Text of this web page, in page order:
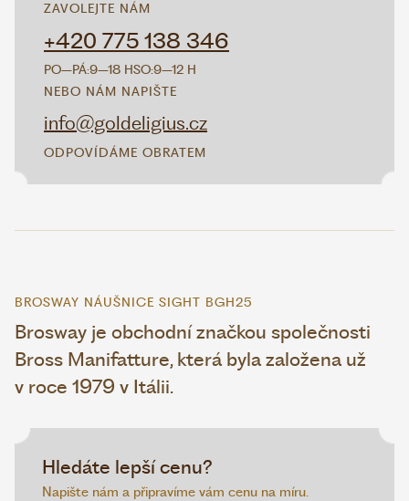
ZAVOLEJTE NÁM
+420 775 138 346
PO–PÁ:9–18 HSO:9–12 H
NEBO NÁM NAPIŠTE
info@goldeligius.cz
ODPOVÍDÁME OBRATEM
BROSWAY NÁUŠNICE SIGHT BGH25
Brosway je obchodní značkou společnosti
Bross Manifatture, která byla založena už
v roce 1979 v Itálii.
Hledáte lepší cenu?
Napište nám a připravíme vám cenu na míru.